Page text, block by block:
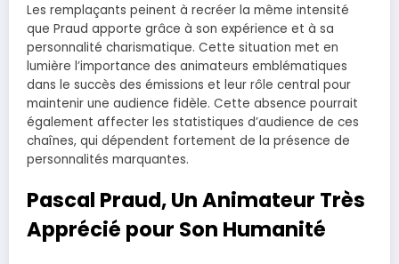
Les remplaçants peinent à recréer la même intensité
que Praud apporte grâce à son expérience et à sa
personnalité charismatique. Cette situation met en
lumière l’importance des animateurs emblématiques
dans le succès des émissions et leur rôle central pour
maintenir une audience fidèle. Cette absence pourrait
également affecter les statistiques d’audience de ces
chaînes, qui dépendent fortement de la présence de
personnalités marquantes.
Pascal Praud, Un Animateur Très
Apprécié pour Son Humanité